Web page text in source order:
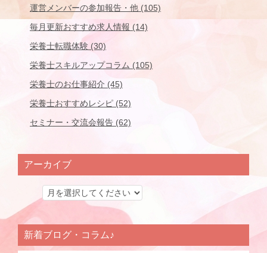
運営メンバーの参加報告・他 (105)
毎月更新おすすめ求人情報 (14)
栄養士転職体験 (30)
栄養士スキルアップコラム (105)
栄養士のお仕事紹介 (45)
栄養士おすすめレシピ (52)
セミナー・交流会報告 (62)
アーカイブ
新着ブログ・コラム♪